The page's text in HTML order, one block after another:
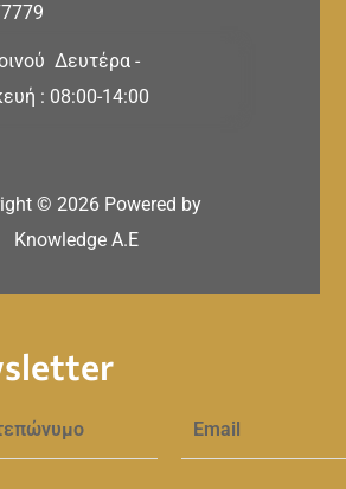
Δευτέρα -
: 08:00-14:00
© 2026 Powered by
Knowledge A.E